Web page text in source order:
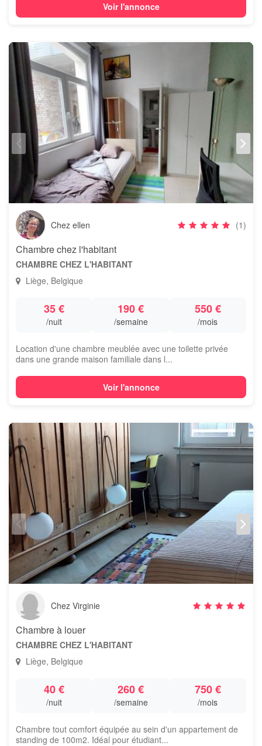
Voir l'annonce
Chez ellen (1)
Chambre chez l'habitant
CHAMBRE CHEZ L'HABITANT
Liège, Belgique
35 €
/nuit
190 €
/semaine
550 €
/mois
Location d'une chambre meublée avec une toilette privée
dans une grande maison familiale dans l...
Voir l'annonce
Chez Virginie
Chambre à louer
CHAMBRE CHEZ L'HABITANT
Liège, Belgique
40 €
/nuit
260 €
/semaine
750 €
/mois
Chambre tout comfort équipée au sein d'un appartement de
standing de 100m2. Idéal pour étudiant...